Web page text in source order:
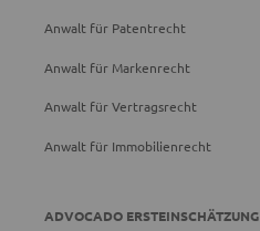
Anwalt für Patentrecht
Anwalt für Markenrecht
Anwalt für Vertragsrecht
Anwalt für Immobilienrecht
ADVOCADO ERSTEINSCHÄTZUNG